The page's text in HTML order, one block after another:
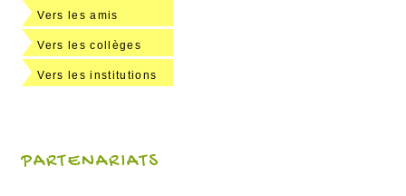
Vers les amis
Vers les collèges
Vers les institutions
PARTENARIATS